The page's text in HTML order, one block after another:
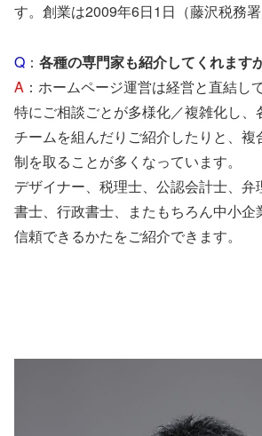
す。創業は2009年6日1日（藤沢税務署
Q ： 各種の専門家も紹介してくれます
A ：ホームページ運営は経営と直結し
特にご相談ごとが多様化／複雑化し、
チームを組んだりご紹介したりと、
制を取ることが多くなっています。
デザイナー、税理士、公認会計士、
書士、行政書士、またもちろん中小企
信頼できるかたをご紹介できます。